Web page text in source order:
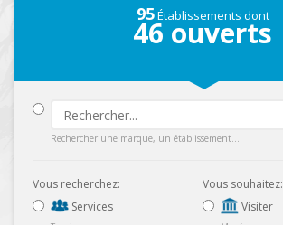
95Établissements dont
46 ouverts
Rechercher une marque, un établissement...
Vous recherchez:
Services
Vous souhaitez:
Visiter